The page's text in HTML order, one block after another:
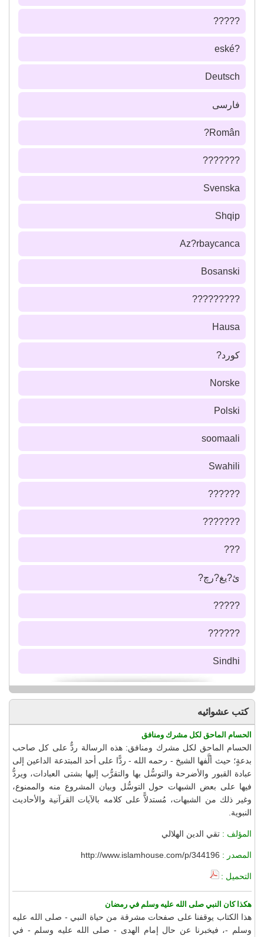
?????
?eské
Deutsch
فارسى
Român?
???????
Svenska
Shqip
Az?rbaycanca
Bosanski
?????????
Hausa
كورد?
Norske
Polski
soomaali
Swahili
??????
???????
???
ئ?يغ?رچ?
?????
??????
Sindhi
كتب عشوائيه
الحسام الماحق لكل مشرك ومنافق
الحسام الماحق لكل مشرك ومنافق: هذه الرسالة ردٌّ على كل صاحب
بدعةٍ؛ حيث ألَّفها الشيخ - رحمه الله - ردًّا على أحد المبتدعة الداعين إلى
عبادة القبور والأضرحة والتوسُّل بها والتقرُّب إليها بشتى العبادات، ويردُّ
فيها على بعض الشبهات حول التوسُّل وبيان المشروع منه والممنوع،
وغير ذلك من الشبهات، مُستدلاًّ على كلامه بالآيات القرآنية والأحاديث
النبوية.
المؤلف : تقي الدين الهلالي
المصدر : http://www.islamhouse.com/p/344196
التحميل :
هكذا كان النبي صلى الله عليه وسلم في رمضان
هذا الكتاب يوقفنا على صفحات مشرقة من حياة النبي - صلى الله عليه
وسلم -، فيخبرنا عن حال إمام الهدى - صلى الله عليه وسلم - في